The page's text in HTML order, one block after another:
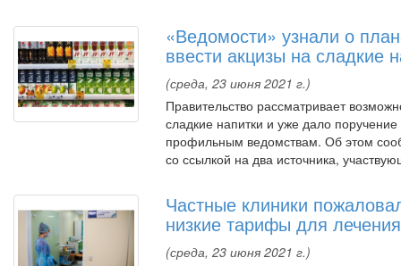
«Ведомости» узнали о
ввести акцизы на сладкие
(среда, 23 июня 2021 г.)
Правительство рассматривает
сладкие напитки и уже дало поручение
профильным ведомствам. Об этом
со ссылкой на два источника,
Частные клиники
низкие тарифы для
(среда, 23 июня 2021 г.)